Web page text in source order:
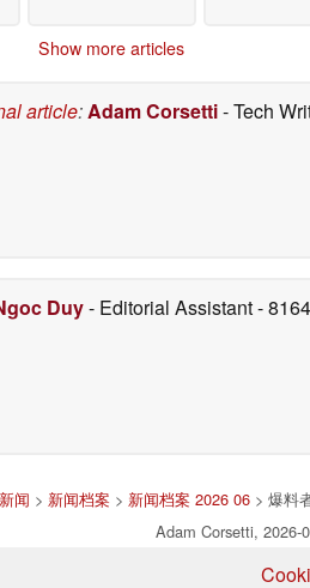
Show more articles
article:Adam Corsetti- Tech
Duy- Editorial Assistant-
新闻 > 新闻档案 > 新闻档案 2026 06> 爆料
Adam Corsetti, 2026-